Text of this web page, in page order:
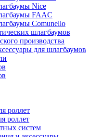
Nice
FAAC
Comunello
шлагбаумов
производства
для шлагбаумов
роллет
роллет
систем